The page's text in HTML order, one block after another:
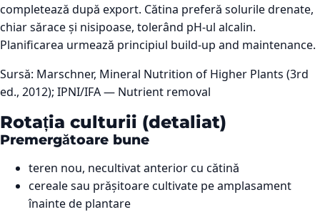
completează după export. Cătina preferă solurile drenate,
chiar sărace și nisipoase, tolerând pH-ul alcalin.
Planificarea urmează principiul build-up and maintenance.
Sursă: Marschner, Mineral Nutrition of Higher Plants (3rd
ed., 2012); IPNI/IFA — Nutrient removal
Rotația culturii (detaliat)
Premergătoare bune
teren nou, necultivat anterior cu cătină
cereale sau prășitoare cultivate pe amplasament
înainte de plantare